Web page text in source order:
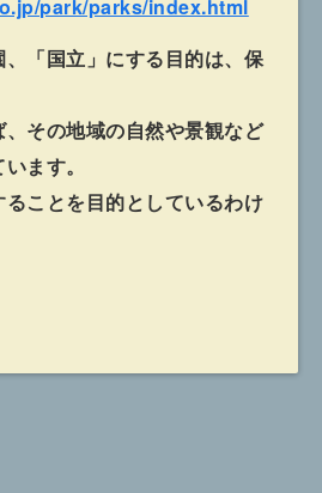
park/parks/index.html
「国立」にする目的は、保
その地域の自然や景観など
ます。
ことを目的としているわけ